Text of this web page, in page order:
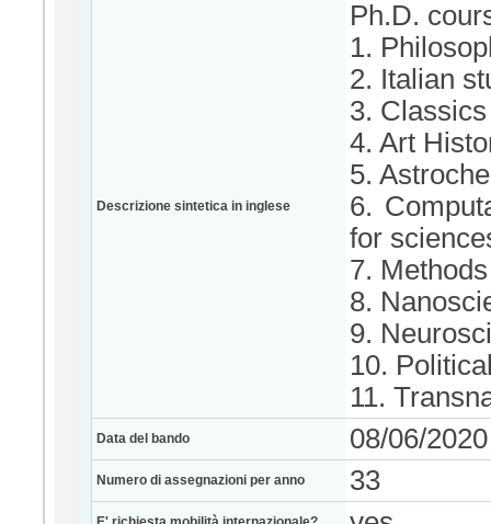
Descrizione sintetica in inglese
Ph.D.
1.
2. Italian
3. Classics
4. Art
5.
6.
for
7.
8.
9.
10.
11.
Data del bando 08/06/2020
Numero di assegnazioni per anno 33